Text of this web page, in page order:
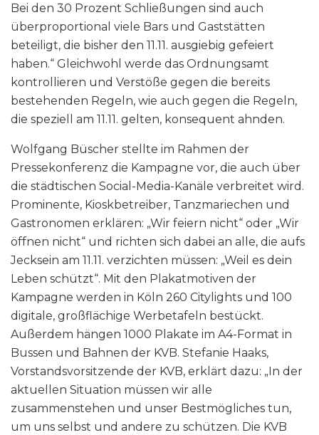
Bei den 30 Prozent Schließungen sind auch
überproportional viele Bars und Gaststätten
beteiligt, die bisher den 11.11. ausgiebig gefeiert
haben.“ Gleichwohl werde das Ordnungsamt
kontrollieren und Verstöße gegen die bereits
bestehenden Regeln, wie auch gegen die Regeln,
die speziell am 11.11. gelten, konsequent ahnden.
Wolfgang Büscher stellte im Rahmen der
Pressekonferenz die Kampagne vor, die auch über
die städtischen Social-Media-Kanäle verbreitet wird.
Prominente, Kioskbetreiber, Tanzmariechen und
Gastronomen erklären: „Wir feiern nicht“ oder „Wir
öffnen nicht“ und richten sich dabei an alle, die aufs
Jecksein am 11.11. verzichten müssen: „Weil es dein
Leben schützt“. Mit den Plakatmotiven der
Kampagne werden in Köln 260 Citylights und 100
digitale, großflächige Werbetafeln bestückt.
Außerdem hängen 1000 Plakate im A4-Format in
Bussen und Bahnen der KVB. Stefanie Haaks,
Vorstandsvorsitzende der KVB, erklärt dazu: „In der
aktuellen Situation müssen wir alle
zusammenstehen und unser Bestmögliches tun,
um uns selbst und andere zu schützen. Die KVB